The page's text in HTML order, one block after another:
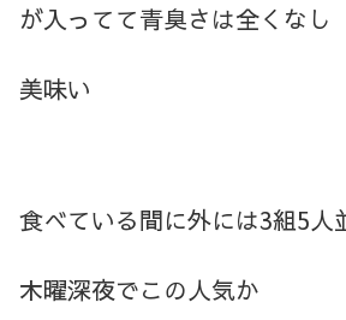
が入ってて青臭さは全くなし
美味い
食べている間に外には3組5人
木曜深夜でこの人気か